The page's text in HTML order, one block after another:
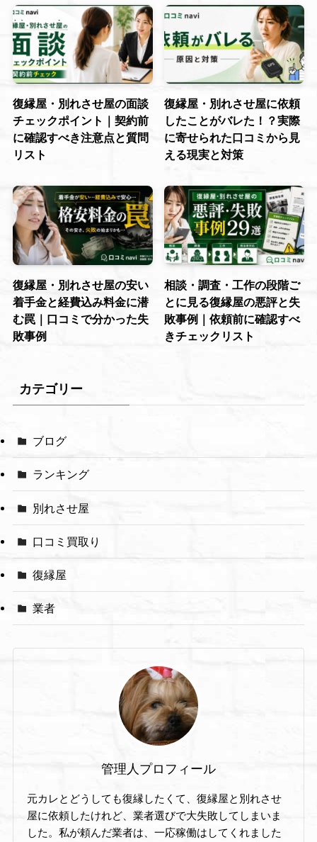
復縁屋・別れさせ屋の面談
チェックポイント｜契約前
に確認すべき注意点と質問
リスト
復縁屋・別れさせ屋に依頼
したことがバレた！？実際
に寄せられた口コミから見
える現実と対策
復縁屋・別れさせ屋の安い
着手金と経費込み料金に潜
む罠｜口コミで分かった失
敗事例
相談・調査・工作の段階ご
とに見る復縁屋の悪評と失
敗事例｜依頼前に確認すべ
きチェックリスト
カテゴリー
ブログ
ランキング
別れさせ屋
口コミ買取り
復縁屋
業者
管理人プロフィール
元カレとどうしても復縁したくて、復縁屋と別れさせ
屋に依頼したけれど、業者選びで大失敗してしまいま
した。私が頼んだ業者は、一応稼働はしてくれました